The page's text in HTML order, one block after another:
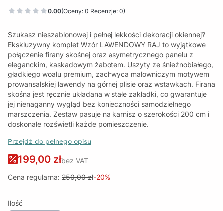
0.00(Oceny: 0 Recenzje: 0)
Szukasz nieszablonowej i pełnej lekkości dekoracji okiennej?
Ekskluzywny komplet Wzór LAWENDOWY RAJ to wyjątkowe
połączenie firany skośnej oraz asymetrycznego panelu z
eleganckim, kaskadowym żabotem. Uszyty ze śnieżnobiałego,
gładkiego woalu premium, zachwyca malowniczym motywem
prowansalskiej lawendy na górnej plisie oraz wstawkach. Firana
skośna jest ręcznie układana w stałe zakładki, co gwarantuje
jej nienaganny wygląd bez konieczności samodzielnego
marszczenia. Zestaw pasuje na karnisz o szerokości 200 cm i
doskonale rozświetli każde pomieszczenie.
Przejdź do pełnego opisu
199,00 złbez VAT
Cena regularna: 250,00 zł-20%
Ilość